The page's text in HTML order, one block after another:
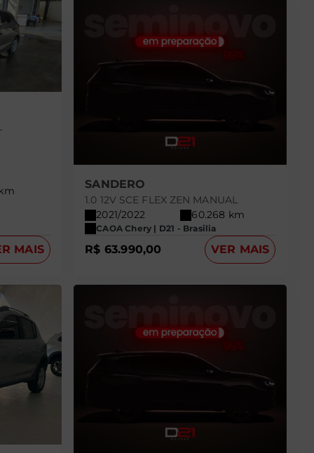
km
MAIS
SANDERO
1.0 12V SCE FLEX ZEN MANUAL
2021/2022
60.268 km
CAOA Chery | D21 - Brasilia
R$ 63.990,00 VER MAIS